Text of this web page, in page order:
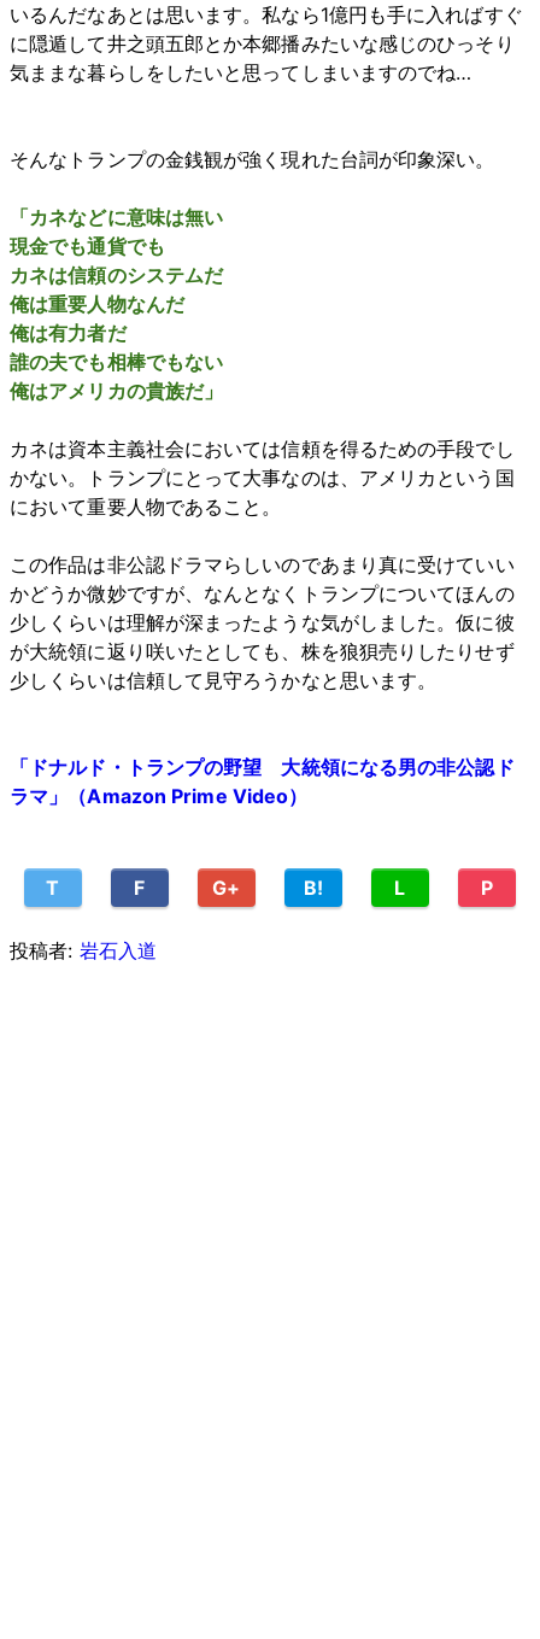
いるんだなあとは思います。私なら1億円も手に入ればすぐ
に隠遁して井之頭五郎とか本郷播みたいな感じのひっそり
気ままな暮らしをしたいと思ってしまいますのでね…
そんなトランプの金銭観が強く現れた台詞が印象深い。
「カネなどに意味は無い
現金でも通貨でも
カネは信頼のシステムだ
俺は重要人物なんだ
俺は有力者だ
誰の夫でも相棒でもない
俺はアメリカの貴族だ」
カネは資本主義社会においては信頼を得るための手段でし
かない。トランプにとって大事なのは、アメリカという国
において重要人物であること。
この作品は非公認ドラマらしいのであまり真に受けていい
かどうか微妙ですが、なんとなくトランプについてほんの
少しくらいは理解が深まったような気がしました。仮に彼
が大統領に返り咲いたとしても、株を狼狽売りしたりせず
少しくらいは信頼して見守ろうかなと思います。
「ドナルド・トランプの野望 大統領になる男の非公認ド
ラマ」（Amazon Prime Video）
T F G+ B! L P
投稿者: 岩石入道